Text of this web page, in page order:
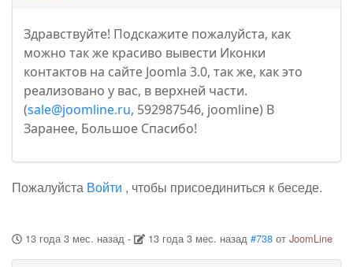
Здравствуйте! Подскажите пожалуйста, как
можно так же красиво вывести Иконки
контактов на сайте Joomla 3.0, так же, как это
реализовано у вас, в верхней части.
(sale@joomline.ru, 592987546, joomline) В
Заранее, Большое Спасибо!
Пожалуйста Войти , чтобы присоединиться к беседе.
13 года 3 мес. назад- 13 года 3 мес. назад #738 отJoomLine